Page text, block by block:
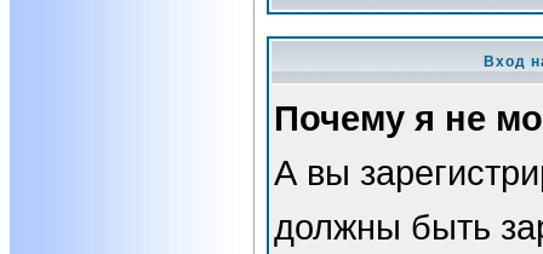
Вход
Почему я не
А вы
должны быть